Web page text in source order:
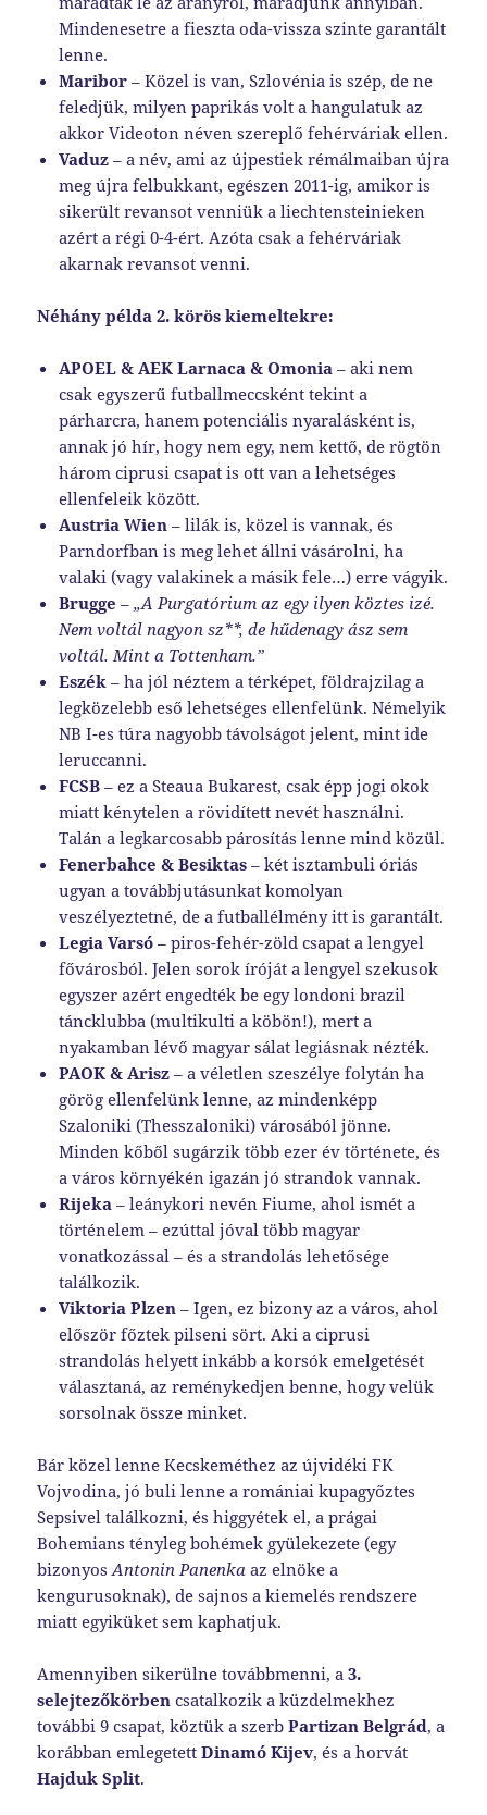
Mindenesetre a fieszta oda-vissza szinte garantált
lenne.
Maribor – Közel is van, Szlovénia is szép, de ne
feledjük, milyen paprikás volt a hangulatuk az
akkor Videoton néven szereplő fehérváriak ellen.
Vaduz – a név, ami az újpestiek rémálmaiban újra
meg újra felbukkant, egészen 2011-ig, amikor is
sikerült revansot venniük a liechtensteinieken
azért a régi 0-4-ért. Azóta csak a fehérváriak
akarnak revansot venni.
Néhány példa 2. körös kiemeltekre:
APOEL & AEK Larnaca & Omonia – aki nem
csak egyszerű futballmeccsként tekint a
párharcra, hanem potenciális nyaralásként is,
annak jó hír, hogy nem egy, nem kettő, de rögtön
három ciprusi csapat is ott van a lehetséges
ellenfeleik között.
Austria Wien – lilák is, közel is vannak, és
Parndorfban is meg lehet állni vásárolni, ha
valaki (vagy valakinek a másik fele…) erre vágyik.
Brugge –„A Purgatórium az egy ilyen köztes izé.
Nem voltál nagyon sz**, de hűdenagy ász sem
voltál. Mint a Tottenham.”
Eszék – ha jól néztem a térképet, földrajzilag a
legközelebb eső lehetséges ellenfelünk. Némelyik
NB I-es túra nagyobb távolságot jelent, mint ide
leruccanni.
FCSB – ez a Steaua Bukarest, csak épp jogi okok
miatt kénytelen a rövidített nevét használni.
Talán a legkarcosabb párosítás lenne mind közül.
Fenerbahce & Besiktas – két isztambuli óriás
ugyan a továbbjutásunkat komolyan
veszélyeztetné, de a futballélmény itt is garantált.
Legia Varsó – piros-fehér-zöld csapat a lengyel
fővárosból. Jelen sorok íróját a lengyel szekusok
egyszer azért engedték be egy londoni brazil
táncklubba (multikulti a köbön!), mert a
nyakamban lévő magyar sálat legiásnak nézték.
PAOK & Arisz – a véletlen szeszélye folytán ha
görög ellenfelünk lenne, az mindenképp
Szaloniki (Thesszaloniki) városából jönne.
Minden kőből sugárzik több ezer év története, és
a város környékén igazán jó strandok vannak.
Rijeka – leánykori nevén Fiume, ahol ismét a
történelem – ezúttal jóval több magyar
vonatkozással – és a strandolás lehetősége
találkozik.
Viktoria Plzen – Igen, ez bizony az a város, ahol
először főztek pilseni sört. Aki a ciprusi
strandolás helyett inkább a korsók emelgetését
választaná, az reménykedjen benne, hogy velük
sorsolnak össze minket.
Bár közel lenne Kecskeméthez az újvidéki FK
Vojvodina, jó buli lenne a romániai kupagyőztes
Sepsivel találkozni, és higgyétek el, a prágai
Bohemians tényleg bohémek gyülekezete (egy
bizonyosAntonin Panenka az elnöke a
kengurusoknak), de sajnos a kiemelés rendszere
miatt egyiküket sem kaphatjuk.
Amennyiben sikerülne továbbmenni, a3.
selejtezőkörben csatalkozik a küzdelmekhez
további 9 csapat, köztük a szerbPartizan Belgrád, a
korábban emlegetettDinamó Kijev, és a horvát
Hajduk Split.